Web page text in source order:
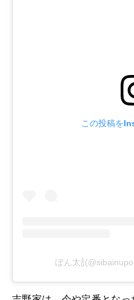
この投稿を
ぽん太